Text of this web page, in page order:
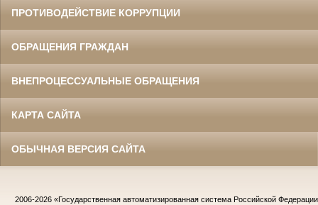
ПРОТИВОДЕЙСТВИЕ КОРРУПЦИИ
ОБРАЩЕНИЯ ГРАЖДАН
ВНЕПРОЦЕССУАЛЬНЫЕ ОБРАЩЕНИЯ
КАРТА САЙТА
ОБЫЧНАЯ ВЕРСИЯ САЙТА
2006-2026 «Государственная автоматизированная система Российской